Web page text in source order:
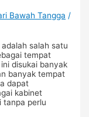
Bawah Tangga /
salah satu
tempat
disukai banyak
banyak tempat
dapat
kabinet
tanpa perlu